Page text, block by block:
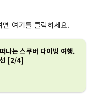
여기를 클릭하세요.
나는 스쿠버 다이빙 여행.
선 [2/4]